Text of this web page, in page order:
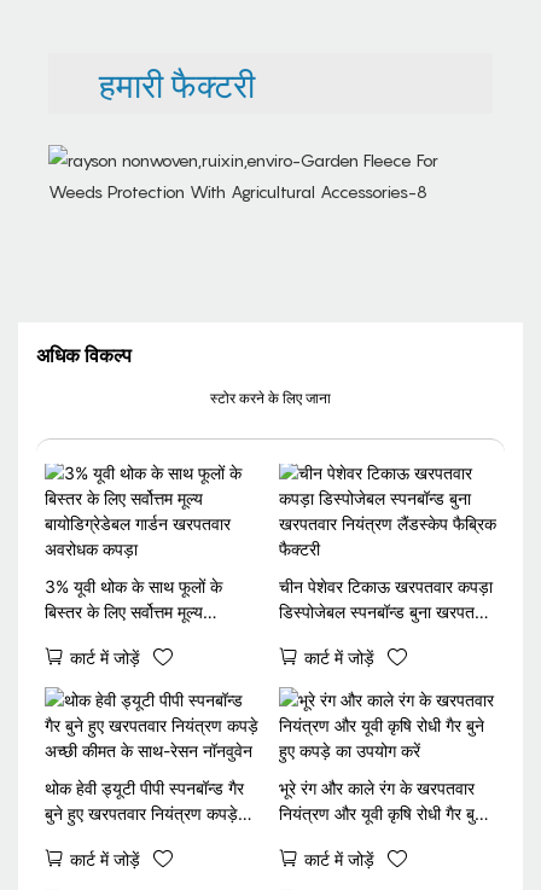
हमारी फैक्टरी
अधिक विकल्प
स्टोर करने के लिए जाना
3% यूवी थोक के साथ फूलों के
बिस्तर के लिए सर्वोत्तम मूल्य
अवरोधक कपड़ा
कार्ट में जोड़ें
चीन पेशेवर टिकाऊ खरपतवार कपड़ा
डिस्पोजेबल स्पनबॉन्ड बुना खरपतवार
कार्ट में जोड़ें
थोक हेवी ड्यूटी पीपी स्पनबॉन्ड गैर
बुने हुए खरपतवार नियंत्रण कपड़े
कार्ट में जोड़ें
भूरे रंग और काले रंग के खरपतवार
नियंत्रण और यूवी कृषि रोधी गैर बुने
कार्ट में जोड़ें